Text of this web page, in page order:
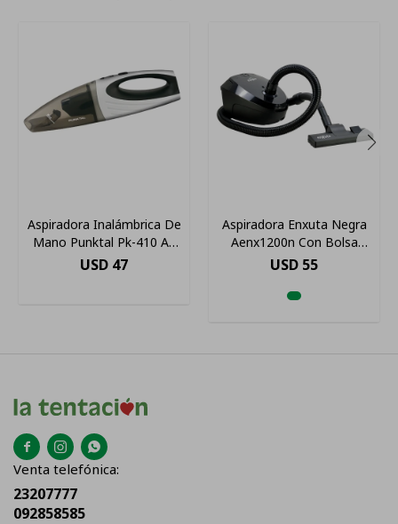
Aspiradora Inalámbrica De
Mano Punktal Pk-410 Ap
Blanca, Gris Y Negra
USD 47
Aspiradora Enxuta Negra
Aenx1200n Con Bolsa
Color Negro
USD 55
  
Venta telefónica:
23207777
092858585